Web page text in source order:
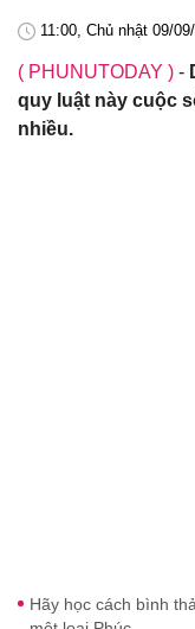
11:00, Chủ nhật 09/
( PHUNUTODAY ) -
quy luật này cuộc
nhiều.
Hãy học cách bình